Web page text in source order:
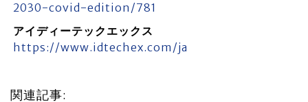
2030-covid-edition/781
アイディーテックエックス
https://www.idtechex.com/ja
関連記事: